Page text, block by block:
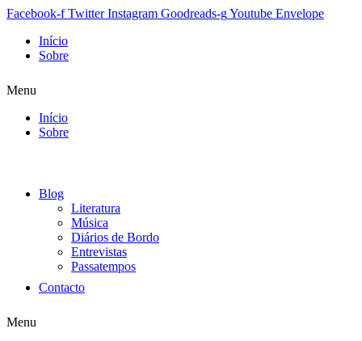
Facebook-f Twitter Instagram Goodreads-gYoutube Envelope
Início
Sobre
Menu
Início
Sobre
Blog
Literatura
Música
Diários de Bordo
Entrevistas
Passatempos
Contacto
Menu